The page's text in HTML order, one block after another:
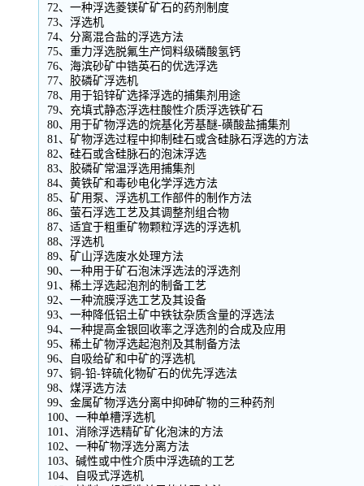
72、一种浮选菱镁矿矿石的药剂制度
73、浮选机
74、分离混合盐的浮选方法
75、重力浮选脱氟生产饲料级磷酸氢钙
76、海滨砂矿中锆英石的优选浮选
77、胶磷矿浮选机
78、用于铅锌矿选择浮选的捕集剂用途
79、充填式静态浮选柱酸性介质浮选铁矿石
80、用于矿物浮选的烷基化芳基醚-磺酸盐捕集剂
81、矿物浮选过程中抑制硅石或含硅脉石浮选的方法
82、硅石或含硅脉石的泡沫浮选
83、胶磷矿常温浮选用捕集剂
84、黄铁矿和毒砂电化学浮选方法
85、矿用泵、浮选机工作部件的制作方法
86、萤石浮选工艺及其调整剂组合物
87、适宜于粗重矿物颗粒浮选的浮选机
88、浮选机
89、矿山浮选废水处理方法
90、一种用于矿石泡沫浮选法的浮选剂
91、稀土浮选起泡剂的制备工艺
92、一种流膜浮选工艺及其设备
93、一种降低铝土矿中铁钛杂质含量的浮选法
94、一种提高金银回收率之浮选剂的合成及应用
95、稀土矿物浮选起泡剂及其制备方法
96、自吸给矿和中矿的浮选机
97、铜-铅-锌硫化物矿石的优先浮选法
98、煤浮选方法
99、金属矿物浮选分离中抑砷矿物的三种药剂
100、一种单槽浮选机
101、消除浮选精矿矿化泡沫的方法
102、一种矿物浮选分离方法
103、碱性或中性介质中浮选硫的工艺
104、自吸式浮选机